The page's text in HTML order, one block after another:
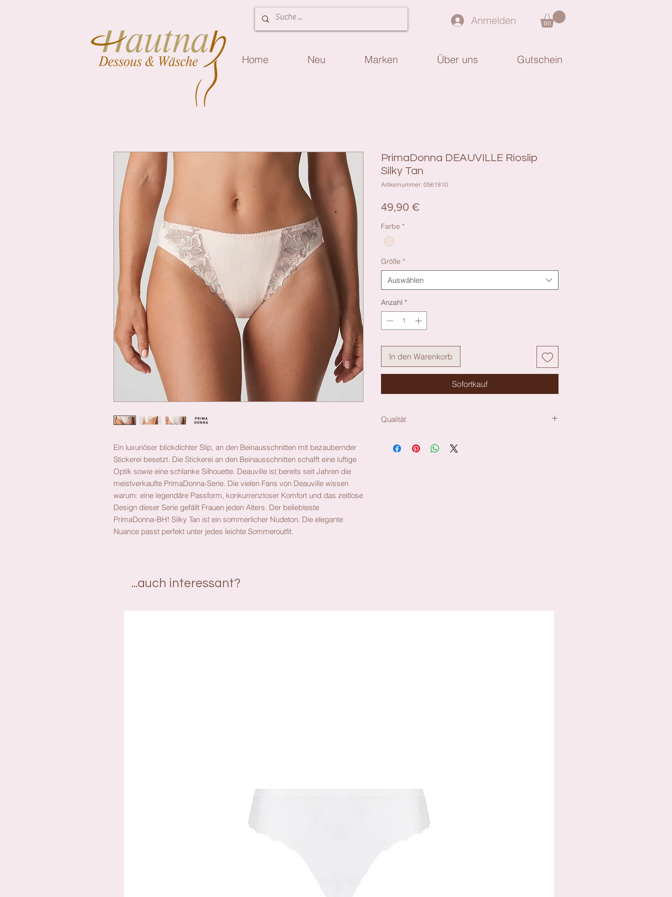
Anmelden
Home Neu Marken Über uns Gutschein
Ein luxuriöser blickdichter Slip, an den Beinausschnitten mit bezaubernder
Stickerei besetzt. Die Stickerei an den Beinausschnitten schafft eine luftige
Optik sowie eine schlanke Silhouette. Deauville ist bereits seit Jahren die
meistverkaufte PrimaDonna-Serie. Die vielen Fans von Deauville wissen
warum: eine legendäre Passform, konkurrenzloser Komfort und das zeitlose
Design dieser Serie gefällt Frauen jeden Alters. Der beliebteste
PrimaDonna-BH! Silky Tan ist ein sommerlicher Nudeton. Die elegante
Nuance passt perfekt unter jedes leichte Sommeroutfit.
PrimaDonna DEAUVILLE Rioslip
Silky Tan
Artikelnummer: 0561810
49,90 €Preis
Farbe *
Größe *
Auswählen
Anzahl *
In den Warenkorb
Sofortkauf
Qualität
Baumwolle:11%
...auch interessant?